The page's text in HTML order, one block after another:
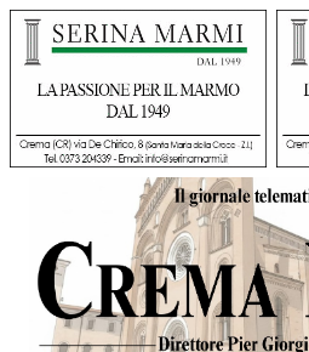
HOME
CRONACA
POLITICA
LA FOTO